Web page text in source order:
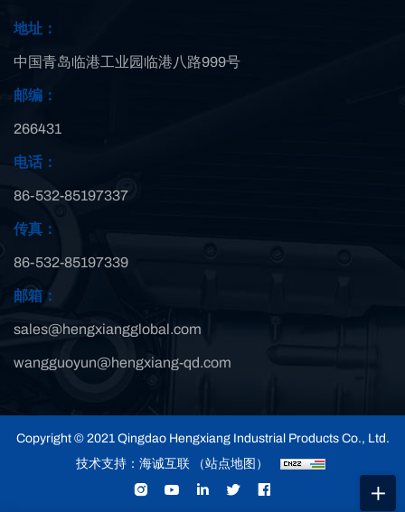
地址：
中国青岛临港工业园临港八路999号
邮编：
266431
电话：
86-532-85197337
传真：
86-532-85197339
邮箱：
sales@hengxiangglobal.com
wangguoyun@hengxiang-qd.com
Copyright © 2021 Qingdao Hengxiang Industrial Products Co., Ltd.
技术支持：海诚互联
（站点地图）